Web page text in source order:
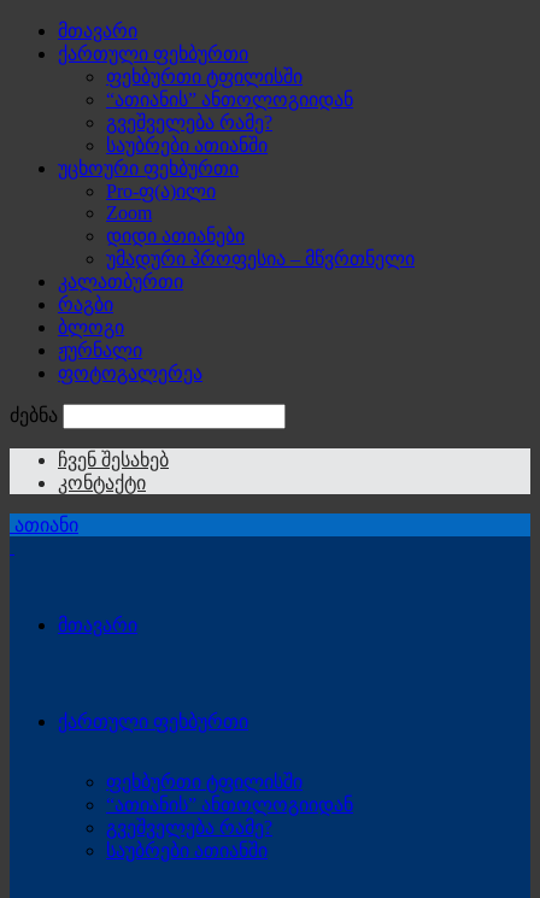
მთავარი
ქართული ფეხბურთი
ფეხბურთი ტფილისში
“ათიანის” ანთოლოგიიდან
გვეშველება რამე?
საუბრები ათიანში
უცხოური ფეხბურთი
Pro-ფ(ა)ილი
Zoom
დიდი ათიანები
უმადური პროფესია – მწვრთნელი
კალათბურთი
რაგბი
ბლოგი
ჟურნალი
ფოტოგალერეა
ძებნა
ჩვენ შესახებ
კონტაქტი
ათიანი
მთავარი
ქართული ფეხბურთი
ფეხბურთი ტფილისში
“ათიანის” ანთოლოგიიდან
გვეშველება რამე?
საუბრები ათიანში